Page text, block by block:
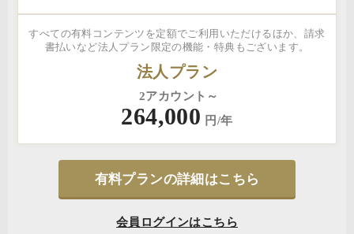
すべての有料コンテンツを定額でご利用いただけるほか、請求
書払いなど法人プラン限定の機能・特典もございます。
法人プラン
2アカウント～
264,000 円/年
有料プランの詳細はこちら
会員ログインはこちら